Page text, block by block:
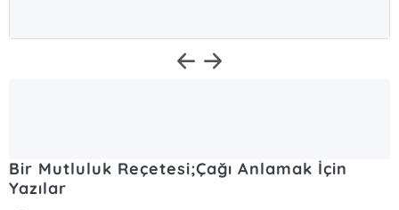
Bir Mutluluk Reçetesi;Çağı Anlamak İçin
Yazılar